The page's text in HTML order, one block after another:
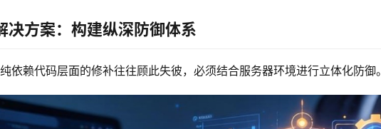
决方案：构建纵深防御体系
依赖代码层面的修补往往顾此失彼，必须结合服务器环境进行立体化防御。